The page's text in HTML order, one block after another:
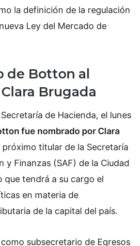
la definición de la regulación
Ley del Mercado de
de Botton al
Brugada
de Hacienda, el lunes
fue nombrado por Clara
próximo titular de la Secretaría
y Finanzas (SAF) de la Ciudad
que tendrá a su cargo el
en materia de
de la capital del país.
subsecretario de Egresos